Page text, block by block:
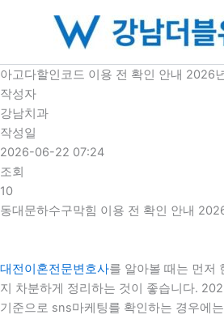
로
건
너
뛰
기
아고다할인코드 이용 전 확인 안내 2026
작성자
강남치과
작성일
2026-06-22 07:24
조회
10
동대문하수구막힘 이용 전 확인 안내
대전이혼전문변호사를 알아볼 때는 먼저
지 차분하게 정리하는 것이 좋습니다.
기준으로 sns마케팅를 확인하는 경우에